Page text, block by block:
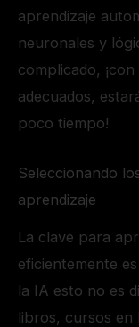
aprendizaje
neuronales y
complicado,
adecuados,
poco tiempo!
Seleccionando
aprendizaje
La clave para
eficientemente
la IA esto no es
libros, cursos en